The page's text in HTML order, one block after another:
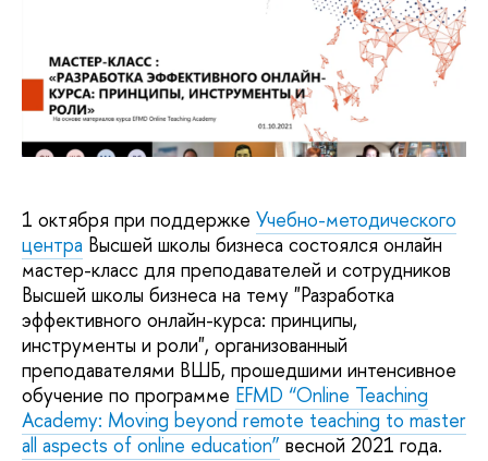
1 октября при поддержке Учебно-методического
центра Высшей школы бизнеса состоялся онлайн
мастер-класс для преподавателей и сотрудников
Высшей школы бизнеса на тему "Разработка
эффективного онлайн-курса: принципы,
инструменты и роли", организованный
преподавателями ВШБ, прошедшими интенсивное
обучение по программе EFMD “Online Teaching
Academy: Moving beyond remote teaching to master
all aspects of online education” весной 2021 года.